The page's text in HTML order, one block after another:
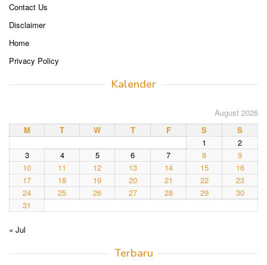
Contact Us
Disclaimer
Home
Privacy Policy
Kalender
August 2026
M
T W T F S
S
1
2
3
4 5 6 7 8
9
10
11 12 13 14 15
16
17
18 19 20 21 22
23
24
25 26 27 28 29
30
31
« Jul
Terbaru